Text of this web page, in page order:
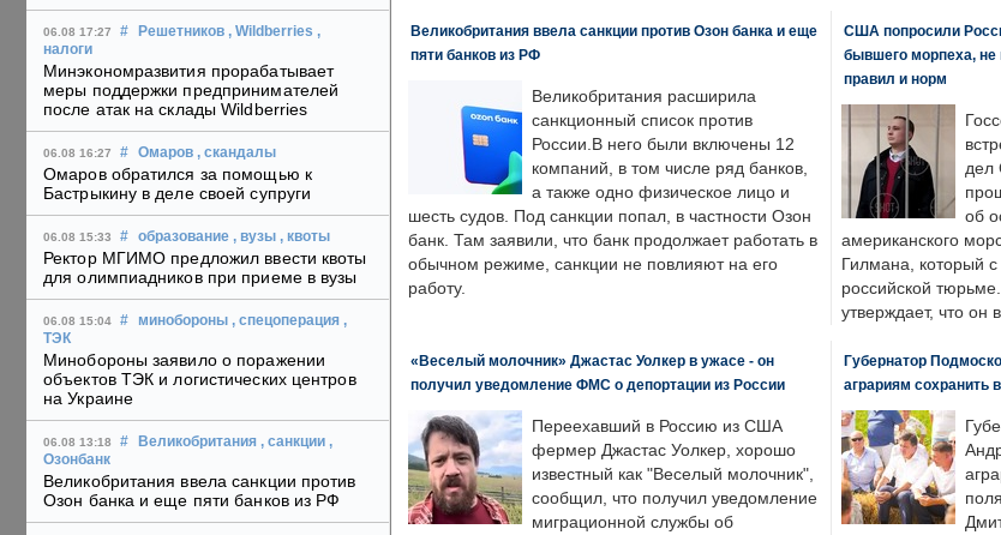
06.08 17:27 # Решетников , Wildberries ,
налоги
Минэкономразвития прорабатывает
меры поддержки предпринимателей
после атак на склады Wildberries
06.08 16:27 # Омаров , скандалы
Омаров обратился за помощью к
Бастрыкину в деле своей супруги
06.08 15:33 # образование , вузы , квоты
Ректор МГИМО предложил ввести квоты
для олимпиадников при приеме в вузы
06.08 15:04 # минобороны , спецоперация ,
ТЭК
Минобороны заявило о поражении
объектов ТЭК и логистических центров
на Украине
06.08 13:18 # Великобритания , санкции ,
Озонбанк
Великобритания ввела санкции против
Озон банка и еще пяти банков из РФ
Великобритания ввела санкции против Озон банка и еще
пяти банков из РФ
Великобритания расширила
санкционный список против
России.В него были включены 12
компаний, в том числе ряд банков,
а также одно физическое лицо и
шесть судов. Под санкции попал, в частности Озон
банк. Там заявили, что банк продолжает работать в
обычном режиме, санкции не повлияют на его
работу.
США попросили
бывшего морпеха, не
правил и норм
дел
об
американского
Гилмана, который
российской
утверждает, что он
«Веселый молочник» Джастас Уолкер в ужасе - он
получил уведомление ФМС о депортации из России
Переехавший в Россию из США
фермер Джастас Уолкер, хорошо
известный как "Веселый молочник",
сообщил, что получил уведомление
миграционной службы об
Губернатор
аграриям сохранить